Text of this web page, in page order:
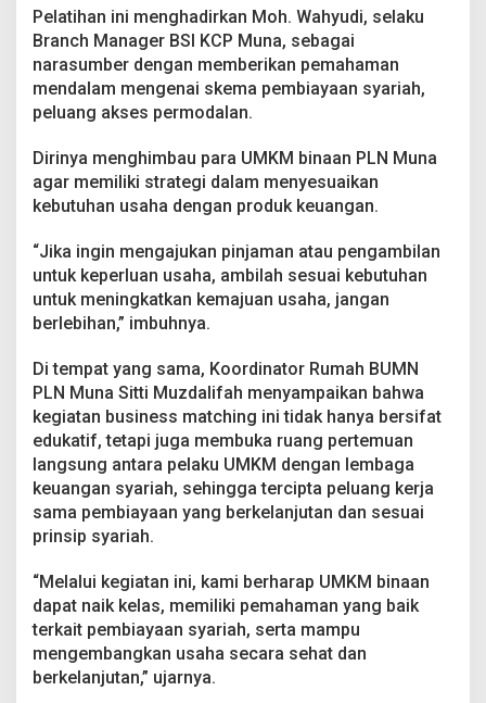
i
y
a
a
n
S
a
r
h
B
a
g
M
K
M
Pelatihan ini menghadirkan Moh. Wahyudi, selaku
Branch Manager BSI KCP Muna, sebagai
narasumber dengan memberikan pemahaman
mendalam mengenai skema pembiayaan syariah,
peluang akses permodalan.
Dirinya menghimbau para UMKM binaan PLN Muna
agar memiliki strategi dalam menyesuaikan
kebutuhan usaha dengan produk keuangan.
“Jika ingin mengajukan pinjaman atau pengambilan
untuk keperluan usaha, ambilah sesuai kebutuhan
untuk meningkatkan kemajuan usaha, jangan
berlebihan,” imbuhnya.
Di tempat yang sama, Koordinator Rumah BUMN
PLN Muna Sitti Muzdalifah menyampaikan bahwa
kegiatan business matching ini tidak hanya bersifat
edukatif, tetapi juga membuka ruang pertemuan
langsung antara pelaku UMKM dengan lembaga
keuangan syariah, sehingga tercipta peluang kerja
sama pembiayaan yang berkelanjutan dan sesuai
prinsip syariah.
“Melalui kegiatan ini, kami berharap UMKM binaan
dapat naik kelas, memiliki pemahaman yang baik
terkait pembiayaan syariah, serta mampu
mengembangkan usaha secara sehat dan
berkelanjutan,” ujarnya.